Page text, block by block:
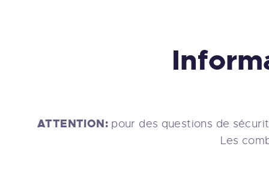
ATTENTION:pour des questions de
Les